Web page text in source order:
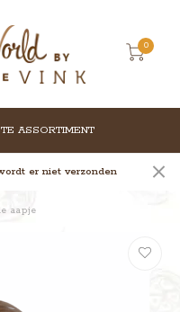
0
ASSORTIMENT
er niet verzonden
aapje